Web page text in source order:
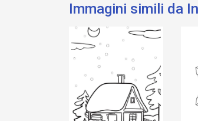
Immagini simili da